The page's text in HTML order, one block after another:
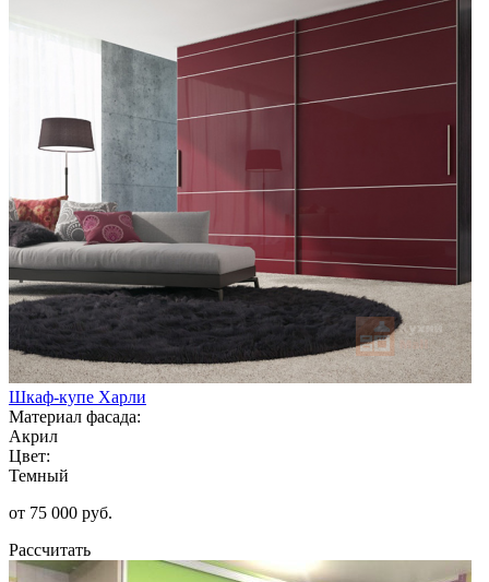
Шкаф-купе Харли
Материал фасада:
Акрил
Цвет:
Темный
от 75 000 руб.
Рассчитать